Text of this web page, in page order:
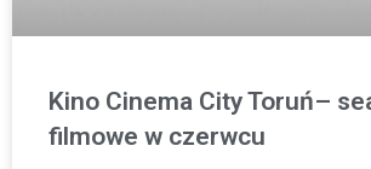
Kino Cinema City Toruń–
filmowe w czerwcu